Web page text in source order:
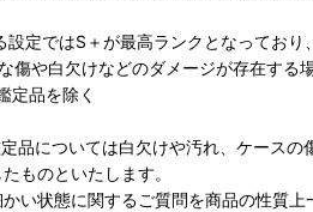
定ではS＋が最高ランクとなっており、
傷や白欠けなどのダメージが存在する
定品を除く
品については白欠けや汚れ、ケースの
ものといたします。
い状態に関するご質問を商品の性質上